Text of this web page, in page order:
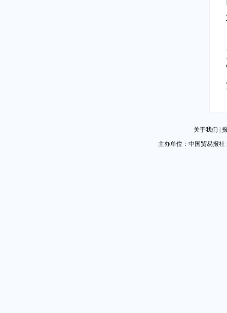
关于我们
主办单位：中国贸易报